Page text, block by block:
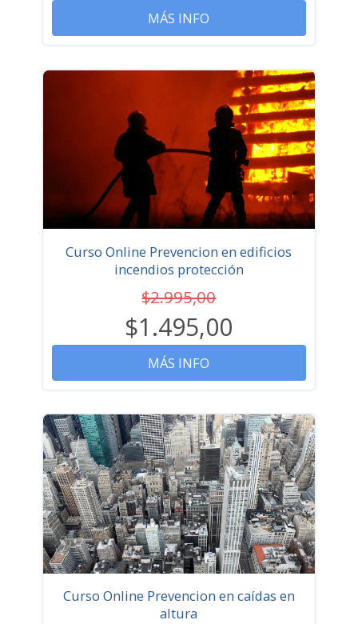
MÁS INFO
Curso Online Prevencion en edificios
incendios protección
$2.995,00
$1.495,00
MÁS INFO
Curso Online Prevencion en caídas en
altura